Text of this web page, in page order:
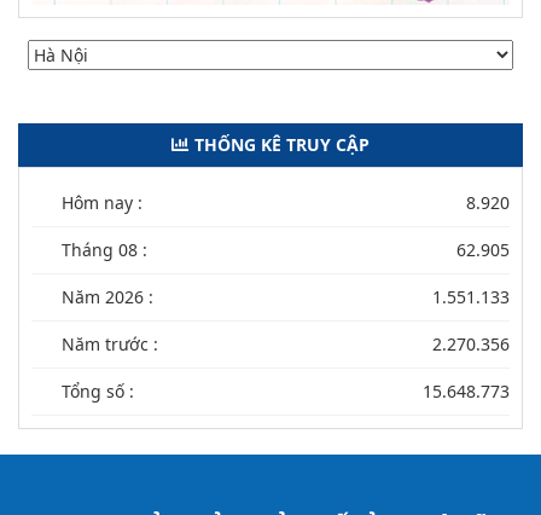
THỐNG KÊ TRUY CẬP
Hôm nay : 8.920
Tháng 08 : 62.905
Năm 2026 : 1.551.133
Năm trước : 2.270.356
Tổng số : 15.648.773